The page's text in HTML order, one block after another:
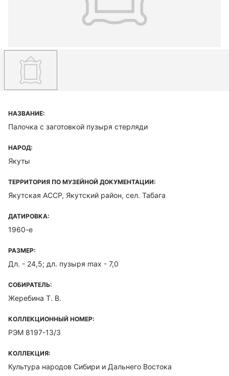
НАЗВАНИЕ:
Палочка с заготовкой пузыря стерляди
НАРОД:
Якуты
ТЕРРИТОРИЯ ПО МУЗЕЙНОЙ ДОКУМЕНТАЦИИ:
Якутская ACCP, Якутский район, сел. Табага
ДАТИРОВКА:
1960-е
РАЗМЕР:
Дл. - 24,5; дл. пузыря max - 7,0
СОБИРАТЕЛЬ:
Жеребина Т. В.
КОЛЛЕКЦИОННЫЙ НОМЕР:
РЭМ 8197-13/3
КОЛЛЕКЦИЯ:
Культура народов Сибири и Дальнего Востока